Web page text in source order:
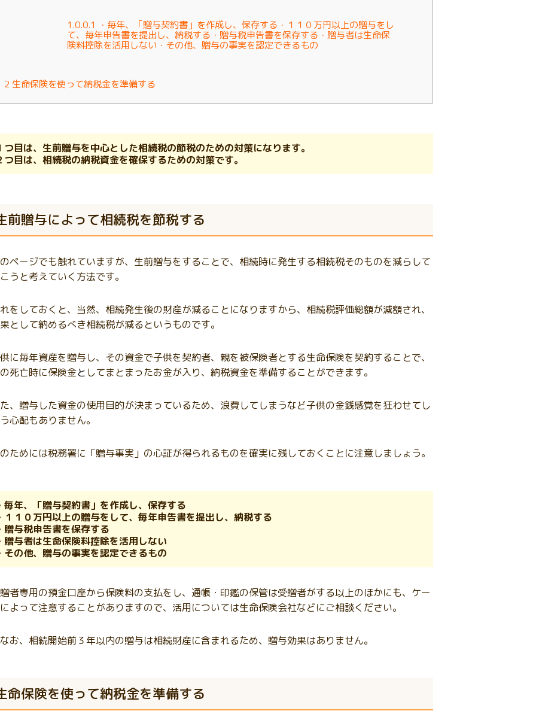
1.0.0.1
・毎年、「贈与契約書」を作成し、保存する・１１０万円以上の贈与をし
て、毎年申告書を提出し、納税する・贈与税申告書を保存する・贈与者は生命保
険料控除を活用しない・その他、贈与の事実を認定できるもの
2 生命保険を使って納税金を準備する
つ目は、生前贈与を中心とした相続税の節税のための対策になります。
つ目は、相続税の納税資金を確保するための対策です。
前贈与によって相続税を節税する
ページでも触れていますが、生前贈与をすることで、相続時に発生する相続税そのものを減らして
うと考えていく方法です。
をしておくと、当然、相続発生後の財産が減ることになりますから、相続税評価総額が減額され、
として納めるべき相続税が減るというものです。
に毎年資産を贈与し、その資金で子供を契約者、親を被保険者とする生命保険を契約することで、
死亡時に保険金と してまとまったお金が入り、納税資金を準備することができます。
、贈与した資金の使用目的が決まっているため、浪費してしまうなど子供の金銭感覚を狂わせてし
心配もありません。
ためには税務署に「贈与事実」の心証が得られるものを確実に残しておくことに注意しましょう。
毎年、「贈与契約書」を作成し、保存する
１１０万円以上の贈与をして、毎年申告書を提出し、納税する
贈与税申告書を保存する
贈与者は生命保険料控除を活用しない
その他、贈与の事実を認定できるもの
者専用の預金口座から保険料の支払をし、通帳・印鑑の保管は受贈者がする以上のほかにも、ケー
よって注意することがありますので、活用については生命保険会社などにご相談ください。
お、相続開始前３年以内の贈与は相続財産に含まれるため、贈与効果はありません。
命保険を使って納税金を準備する